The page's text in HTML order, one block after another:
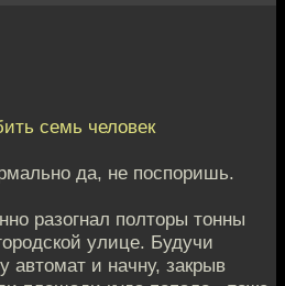
семь человек
да, не поспоришь.
разогнал полторы тонны
улице. Будучи
автомат и начну, закрыв